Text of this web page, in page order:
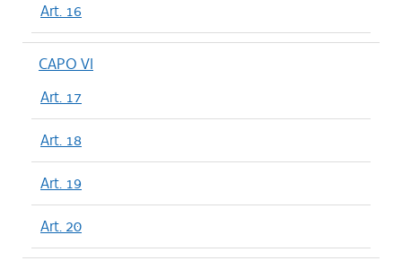
Art. 16
CAPO VI
Art. 17
Art. 18
Art. 19
Art. 20